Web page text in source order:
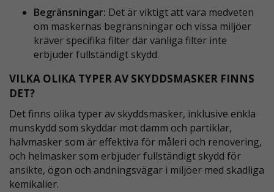
Begränsningar: Det är viktigt att vara medveten
om maskernas begränsningar och vissa miljöer
kräver specifika filter där vanliga filter inte
erbjuder fullständigt skydd.
VILKA OLIKA TYPER AV SKYDDSMASKER FINNS
DET?
Det finns olika typer av skyddsmasker, inklusive enkla
munskydd som skyddar mot damm och partiklar,
halvmasker som är effektiva för måleri och renovering,
och helmasker som erbjuder fullständigt skydd för
ansikte, ögon och andningsvägar i miljöer med skadliga
kemikalier.